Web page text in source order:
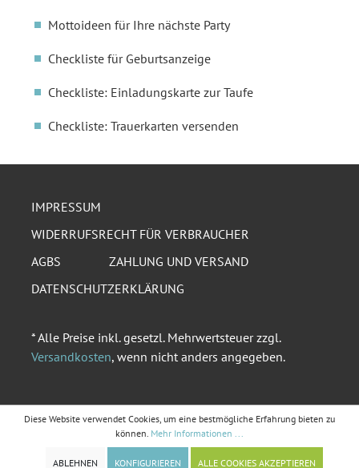
Mottoideen für Ihre nächste Party
Checkliste für Geburtsanzeige
Checkliste: Einladungskarte zur Taufe
Checkliste: Trauerkarten versenden
IMPRESSUM
WIDERRUFSRECHT FÜR VERBRAUCHER
AGBS
ZAHLUNG UND VERSAND
DATENSCHUTZERKLÄRUNG
* Alle Preise inkl. gesetzl. Mehrwertsteuer zzgl.
Versandkosten, wenn nicht anders angegeben.
Diese Website verwendet Cookies, um eine bestmögliche Erfahrung bieten zu
können. Mehr Informationen ...
ABLEHNEN KONFIGURIEREN ALLE COOKIES AKZEPTIEREN